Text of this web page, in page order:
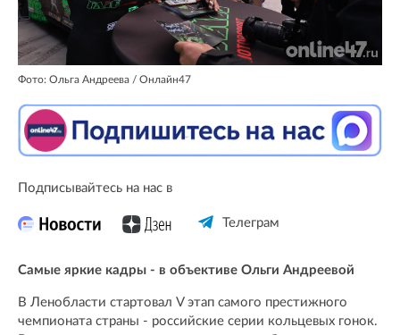
Фото: Ольга Андреева / Онлайн47
Подписывайтесь на нас в
Телеграм
Самые яркие кадры - в объективе Ольги Андреевой
В Ленобласти стартовал V этап самого престижного
чемпионата страны - российские серии кольцевых гонок.